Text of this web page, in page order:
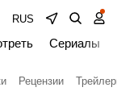
RUS
Сериалы
Рецензии